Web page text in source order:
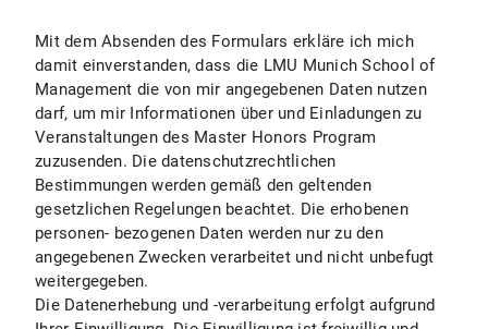
Mit dem Absenden des Formulars erkläre ich mich
damit einverstanden, dass die LMU Munich School of
Management die von mir angegebenen Daten nutzen
darf, um mir Informationen über und Einladungen zu
Veranstaltungen des Master Honors Program
zuzusenden. Die datenschutzrechtlichen
Bestimmungen werden gemäß den geltenden
gesetzlichen Regelungen beachtet. Die erhobenen
personen- bezogenen Daten werden nur zu den
angegebenen Zwecken verarbeitet und nicht unbefugt
weitergegeben.
Die Datenerhebung und -verarbeitung erfolgt aufgrund